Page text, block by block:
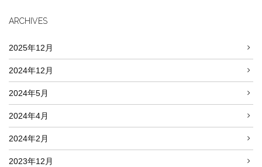
ARCHIVES
2025年12月
2024年12月
2024年5月
2024年4月
2024年2月
2023年12月